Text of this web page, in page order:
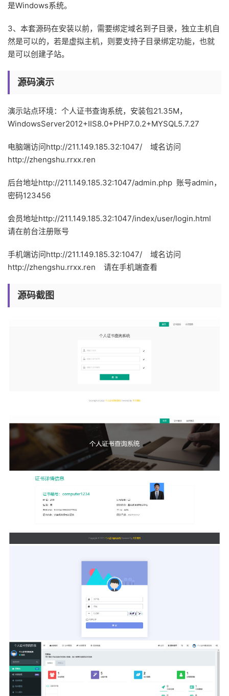
是Windows系统。
3、本套源码在安装以前，需要绑定域名到子目录，独立主机自
然是可以的，若是虚拟主机，则要支持子目录绑定功能，也就
是可以创建子站。
源码演示
演示站点环境：个人证书查询系统，安装包21.35M，
WindowsServer2012+IIS8.0+PHP7.0.2+MYSQL5.7.27
电脑端访问http://211.149.185.32:1047/ 域名访问
http://zhengshu.rrxx.ren
后台地址http://211.149.185.32:1047/admin.php 账号admin，
密码123456
会员地址http://211.149.185.32:1047/index/user/login.html
请在前台注册账号
手机端访问http://211.149.185.32:1047/ 域名访问
http://zhengshu.rrxx.ren 请在手机端查看
源码截图